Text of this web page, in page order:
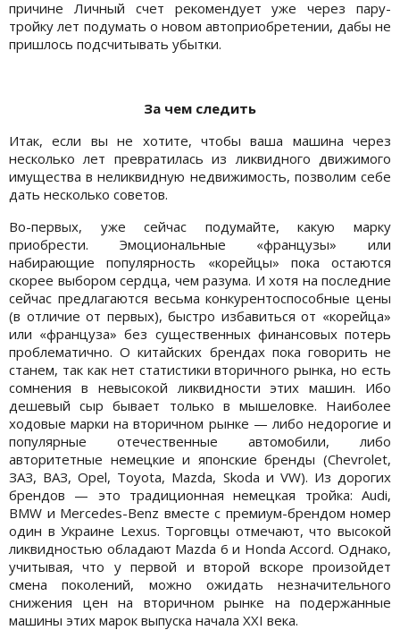
причине Личный счет рекомендует уже через пару-
тройку лет подумать о новом автоприобретении, дабы не
пришлось подсчитывать убытки.
За чем следить
Итак, если вы не хотите, чтобы ваша машина через
несколько лет превратилась из ликвидного движимого
имущества в неликвидную недвижимость, позволим себе
дать несколько советов.
Во-первых, уже сейчас подумайте, какую марку
приобрести. Эмоциональные «французы» или
набирающие популярность «корейцы» пока остаются
скорее выбором сердца, чем разума. И хотя на последние
сейчас предлагаются весьма конкурентоспособные цены
(в отличие от первых), быстро избавиться от «корейца»
или «француза» без существенных финансовых потерь
проблематично. О китайских брендах пока говорить не
станем, так как нет статистики вторичного рынка, но есть
сомнения в невысокой ликвидности этих машин. Ибо
дешевый сыр бывает только в мышеловке. Наиболее
ходовые марки на вторичном рынке — либо недорогие и
популярные отечественные автомобили, либо
авторитетные немецкие и японские бренды (Chevrolet,
ЗАЗ, ВАЗ, Opel, Toyota, Mazda, Skoda и VW). Из дорогих
брендов — это традиционная немецкая тройка: Audi,
BMW и Mercedes-Benz вместе с премиум-брендом номер
один в Украине Lexus. Торговцы отмечают, что высокой
ликвидностью обладают Mazda 6 и Honda Accord. Однако,
учитывая, что у первой и второй вскоре произойдет
смена поколений, можно ожидать незначительного
снижения цен на вторичном рынке на подержанные
машины этих марок выпуска начала XXI века.